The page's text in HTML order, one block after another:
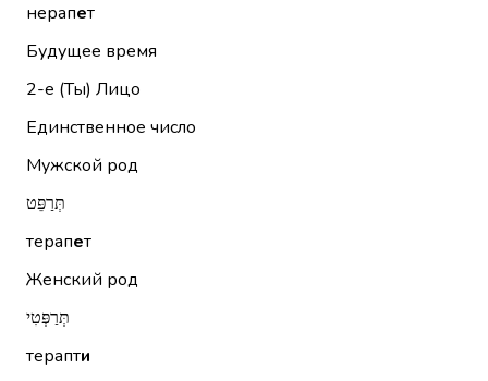
нерапет
Будущее время
2-е (Ты) Лицо
Единственное число
Мужской род
תְּרַפֵּט
терапет
Женский род
תְּרַפְּטִי
терапти